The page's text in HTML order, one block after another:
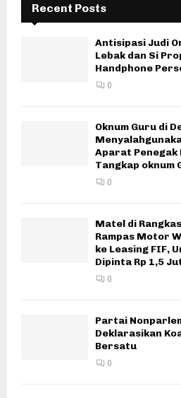
Recent Posts
Antisipasi Judi
Lebak dan Si
Handphone
0
Oknum Guru di
Aparat Penegak
Tangkap oknum
0
Matel di
Rampas Motor
ke Leasing FIF,
Dipinta Rp 1,5
0
Partai
Deklarasikan
Bersatu
0